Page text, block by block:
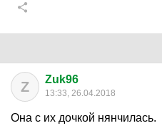
Z Zuk96
13:33, 26.04.2018
Она с их дочкой нянчилась.